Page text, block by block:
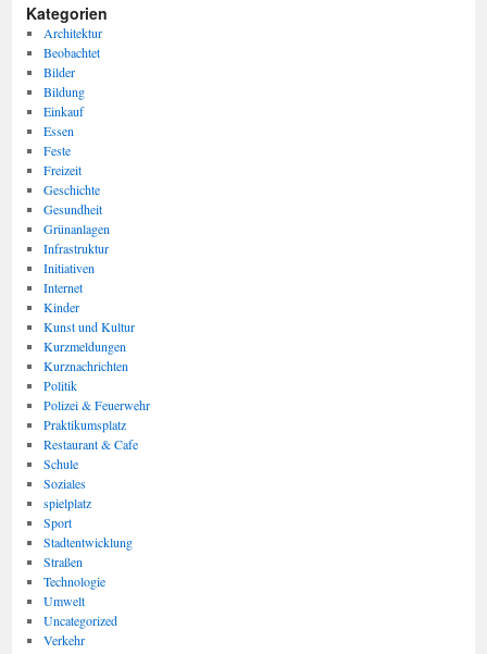
Kategorien
Architektur
Beobachtet
Bilder
Bildung
Einkauf
Essen
Feste
Freizeit
Geschichte
Gesundheit
Grünanlagen
Infrastruktur
Initiativen
Internet
Kinder
Kunst und Kultur
Kurzmeldungen
Kurznachrichten
Politik
Polizei & Feuerwehr
Praktikumsplatz
Restaurant & Cafe
Schule
Soziales
spielplatz
Sport
Stadtentwicklung
Straßen
Technologie
Umwelt
Uncategorized
Verkehr